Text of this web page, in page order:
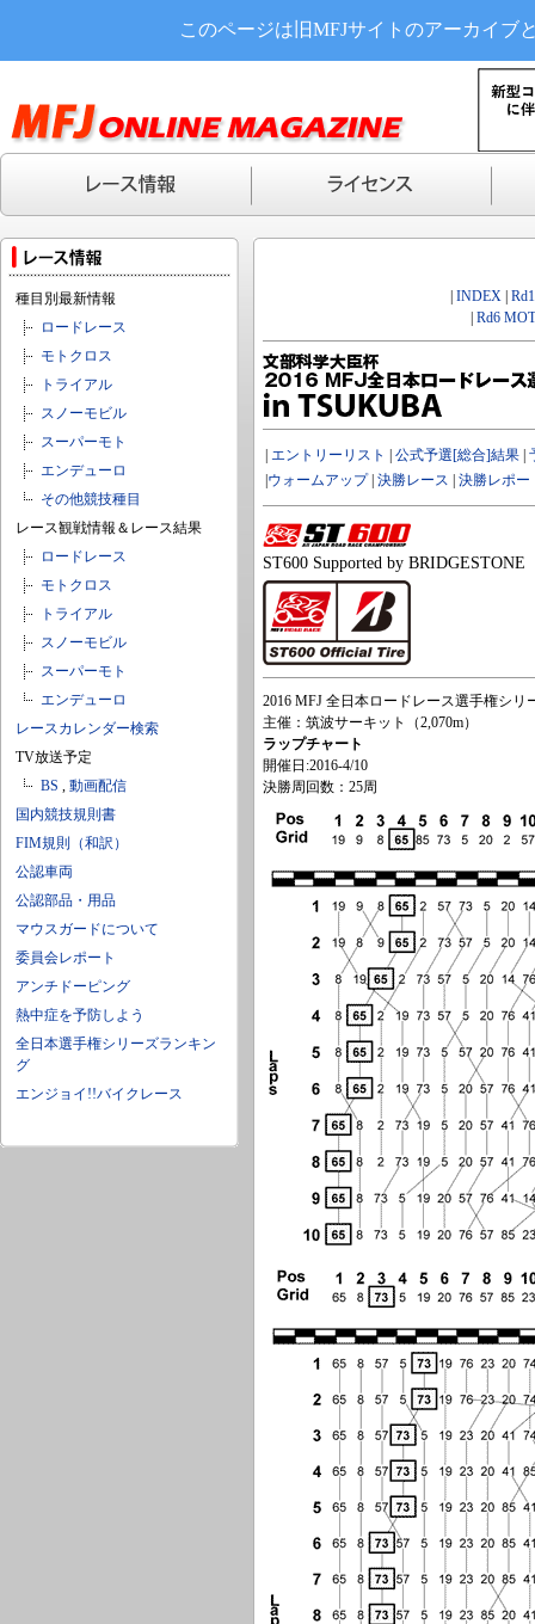
このページは旧MFJサイトのアーカイブ
種目別最新情報
ロードレース
モトクロス
トライアル
スノーモビル
スーパーモト
エンデューロ
その他競技種目
レース観戦情報＆レース結果
ロードレース
モトクロス
トライアル
スノーモビル
スーパーモト
エンデューロ
レースカレンダー検索
TV放送予定
BS , 動画配信
国内競技規則書
FIM規則（和訳）
公認車両
公認部品・用品
マウスガードについて
委員会レポート
アンチドーピング
熱中症を予防しよう
全日本選手権シリーズランキン
グ
エンジョイ!!バイクレース
INDEX
Rd6
エントリーリスト 公式予選[総合]結果
ウォームアップ| 決勝レース 決勝レポー
ST600 Supported by BRIDGESTONE
2016 MFJ 全日本ロードレース選手権シリ
主催：筑波サーキット（2,070m）
ラップチャート
開催日:2016-4/10
決勝周回数：25周